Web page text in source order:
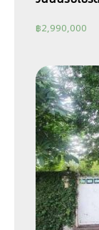
฿2,990,000